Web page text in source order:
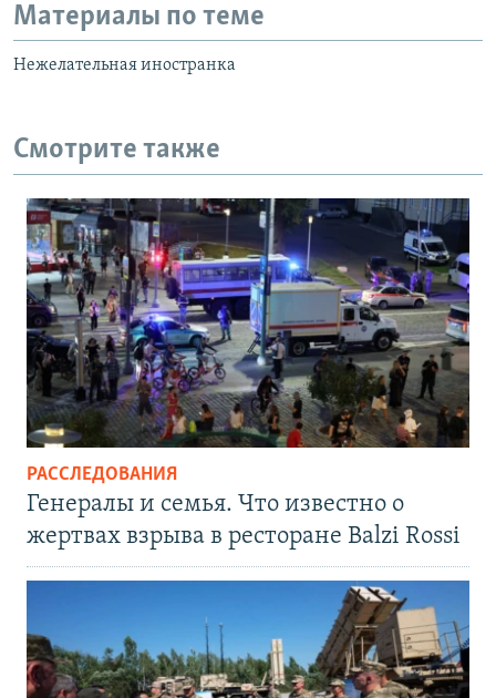
Материалы по теме
Нежелательная иностранка
Смотрите также
РАССЛЕДОВАНИЯ
Генералы и семья. Что известно о
жертвах взрыва в ресторане Balzi Rossi